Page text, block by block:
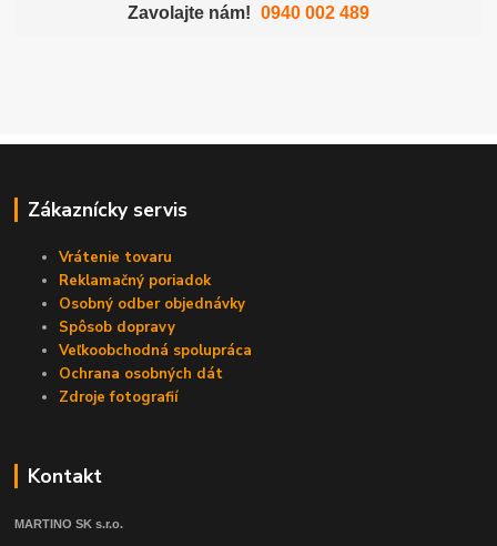
Zavolajte nám! 0940 002 489
Zákaznícky servis
Vrátenie tovaru
Reklamačný poriadok
Osobný odber objednávky
Spôsob dopravy
Veľkoobchodná spolupráca
Ochrana osobných dát
Zdroje fotografií
Kontakt
MARTINO SK s.r.o.